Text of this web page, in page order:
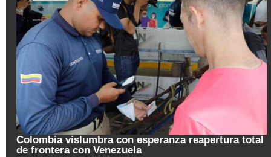
Colombia vislumbra con esperanza reapertura total
de frontera con Venezuela